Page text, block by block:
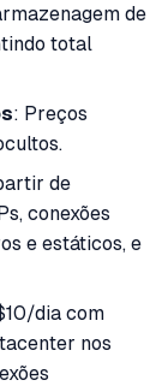
de
total
: Preços
de
conexões
e estáticos, e
dia com
nos